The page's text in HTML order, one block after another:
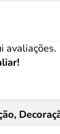
avaliações.